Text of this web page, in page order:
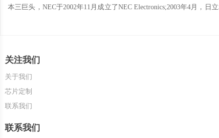
本三巨头，NEC于2002年11月成立了NEC Electronics;2003年4月，日
2.RL78 低功耗 16 位车用 MCU3.RH850车用MCU4.R-Car汽车片上
Express 解决方案13.Photocouplers / Optocouplers14.物理层产品15.电
电信接口产品21.USB Switches & Hubs22.VME五、储存器和逻辑器
9.LED 背光驱动器10.线性稳压器(LDO)11.电机控制集成电路12.多通
关注我们
关于我们
芯片定制
联系我们
联系我们